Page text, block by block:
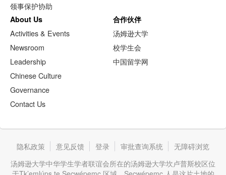
领事保护协助
About Us
Activities & Events
Newsroom
Leadership
Chinese Culture
Governance
Contact Us
合作伙伴
汤姆逊大学
校学生会
中国留学网
隐私政策 意见反馈 登录 审批查询系统
无障碍浏览
汤姆逊大学中华学生学者联谊会所在的汤姆逊大学坎卢普斯校区位